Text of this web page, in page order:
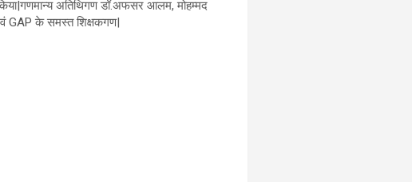
किया|गणमान्य अतिथिगण डॉ.अफसर आलम, मोहम्मद
के समस्त शिक्षकगण|